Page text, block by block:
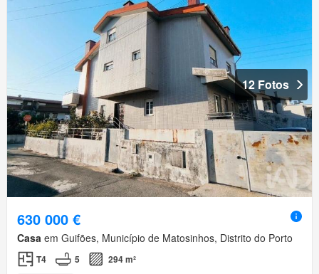
12 Fotos
630 000 €
Casa em Guifões, Município de Matosinhos, Distrito do Porto
T4 5 294 m²